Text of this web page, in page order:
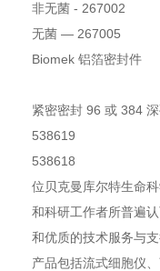
非无菌 - 267002
无菌 — 267005
Biomek 铝箔密封件
紧密密封 96 或 384
538619
538618
位贝克曼库尔特生命
和科研工作者所普遍
和优质的技术服务与
产品包括流式细胞仪